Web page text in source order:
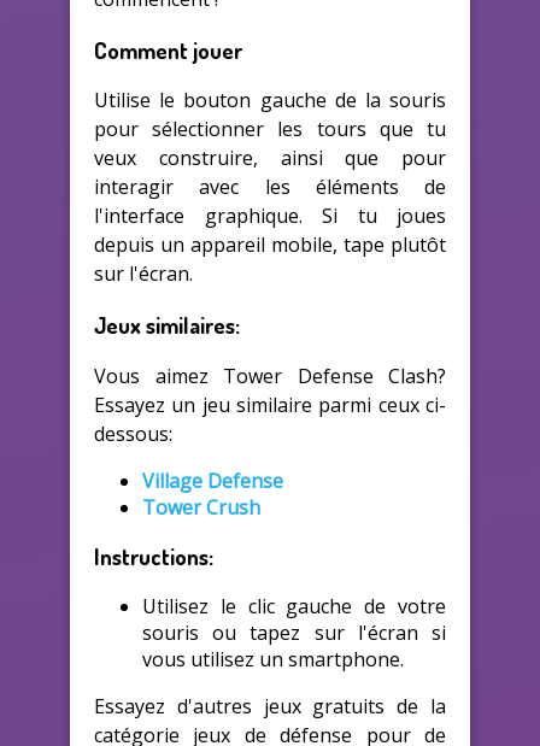
Comment jouer
Utilise le bouton gauche de la souris
pour sélectionner les tours que tu
veux construire, ainsi que pour
interagir avec les éléments de
l'interface graphique. Si tu joues
depuis un appareil mobile, tape plutôt
sur l'écran.
Jeux similaires:
Vous aimez Tower Defense Clash?
Essayez un jeu similaire parmi ceux ci-
dessous:
Village Defense
Tower Crush
Instructions:
Utilisez le clic gauche de votre
souris ou tapez sur l'écran si
vous utilisez un smartphone.
Essayez d'autres jeux gratuits de la
catégorie jeux de défense pour de